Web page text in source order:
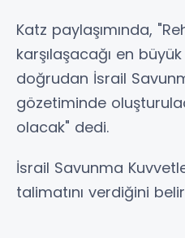
Katz paylaşımında,
karşılaşacağı en
doğrudan İsrail
gözetiminde
olacak" dedi.
İsrail Savunma
talimatını verdiğini